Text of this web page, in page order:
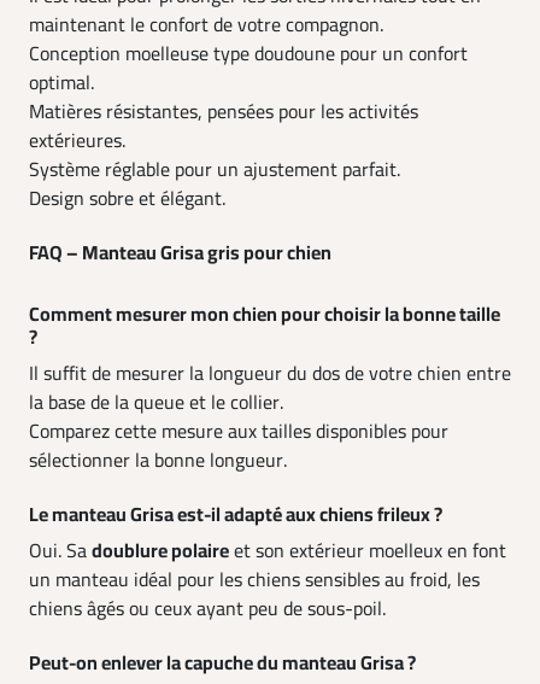
maintenant le confort de votre compagnon.
Conception moelleuse type doudoune pour un confort
optimal.
Matières résistantes, pensées pour les activités
extérieures.
Système réglable pour un ajustement parfait.
Design sobre et élégant.
FAQ – Manteau Grisa gris pour chien
Comment mesurer mon chien pour choisir la bonne taille
?
Il suffit de mesurer la longueur du dos de votre chien entre
la base de la queue et le collier.
Comparez cette mesure aux tailles disponibles pour
sélectionner la bonne longueur.
Le manteau Grisa est-il adapté aux chiens frileux ?
Oui. Sadoublure polaireet son extérieur moelleux en font
un manteau idéal pour les chiens sensibles au froid, les
chiens âgés ou ceux ayant peu de sous-poil.
Peut-on enlever la capuche du manteau Grisa ?